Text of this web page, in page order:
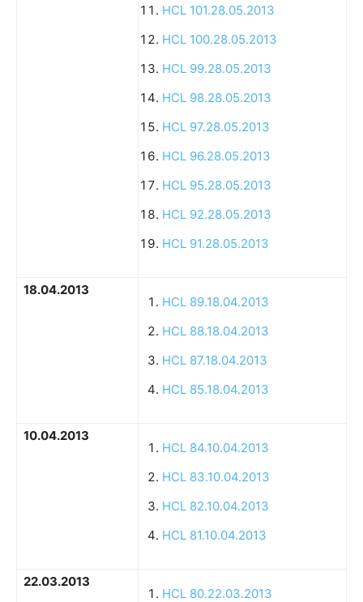
HCL 101.28.05.2013
HCL 100.28.05.2013
HCL 99.28.05.2013
HCL 98.28.05.2013
HCL 97.28.05.2013
HCL 96.28.05.2013
HCL 95.28.05.2013
HCL 92.28.05.2013
HCL 91.28.05.2013
18.04.2013
HCL 89.18.04.2013
HCL 88.18.04.2013
HCL 87.18.04.2013
HCL 85.18.04.2013
10.04.2013
HCL 84.10.04.2013
HCL 83.10.04.2013
HCL 82.10.04.2013
HCL 81.10.04.2013
22.03.2013
HCL 80.22.03.2013